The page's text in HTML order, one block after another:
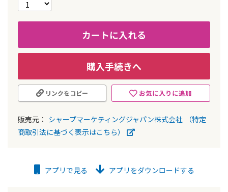
カートに入れる
購入手続きへ
お気に入りに追加
リンクをコピー
販売元： シャープマーケティングジャパン株式会社
（特定
商取引法に基づく表示はこちら）
アプリで見る アプリをダウンロードする